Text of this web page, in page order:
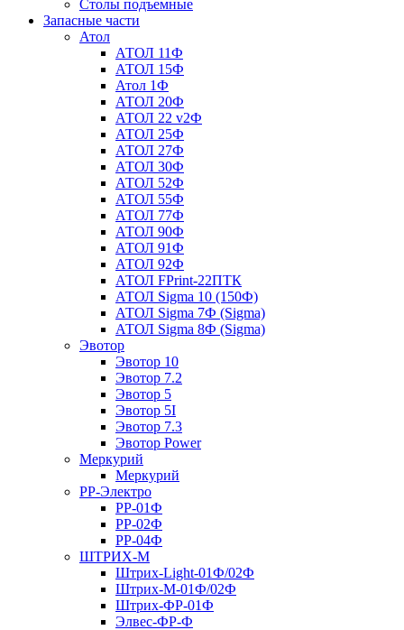
Столы подъемные
Запасные части
Атол
АТОЛ 11Ф
АТОЛ 15Ф
Атол 1Ф
АТОЛ 20Ф
АТОЛ 22 v2Ф
АТОЛ 25Ф
АТОЛ 27Ф
АТОЛ 30Ф
АТОЛ 52Ф
АТОЛ 55Ф
АТОЛ 77Ф
АТОЛ 90Ф
АТОЛ 91Ф
АТОЛ 92Ф
АТОЛ FPrint-22ПТК
АТОЛ Sigma 10 (150Ф)
АТОЛ Sigma 7Ф (Sigma)
АТОЛ Sigma 8Ф (Sigma)
Эвотор
Эвотор 10
Эвотор 7.2
Эвотор 5
Эвотор 5I
Эвотор 7.3
Эвотор Power
Меркурий
Меркурий
РР-Электро
РР-01Ф
РР-02Ф
РР-04Ф
ШТРИХ-М
Штрих-Light-01Ф/02Ф
Штрих-М-01Ф/02Ф
Штрих-ФР-01Ф
Элвес-ФР-Ф